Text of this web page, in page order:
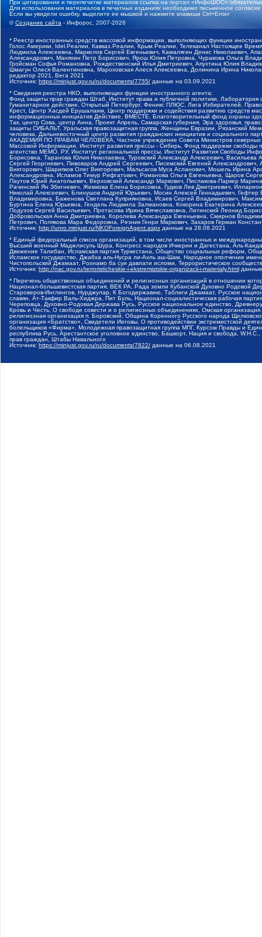
При цитировании и перепечатке материалов ссылка на портал «ИнфоШОС»
Для использования материалов в печатных изданиях необходимо письменное
Если вы увидели ошибку, выделите ее мышкой и нажмите клавиши Ctrl+Enter
©Создание сайта - Инфорос, 2007-2026
* Реестр иностранных средств массовой информации, выполняющих функции
Голос Америки, Idel.Реалии, Кавказ.Реалии, Крым.Реалии, Телеканал Настоящее
Людмила Алексеевна, Маркелов Сергей Евгеньевич, Камалягин Денис Николаевич,
Александрович, Маняхин Петр Борисович, Ярош Юлия Петровна, Чуракова Ольга
Гройсман Софья Романовна, Рождественский Илья Дмитриевич, Апухтина Юлия
Шмагун Олеся Валентиновна, Мароховская Алеся Алексеевна, Долинина Ирина
редактор 2021, Вега 2021
Источник: https://minjust.gov.ru/ru/documents/7755/ данные на 03.09.2021
* Сведения реестра НКО, выполняющих функции иностранного агента:
Фонд защиты прав граждан Штаб, Институт права и публичной политики,
Гуманитарное действие, Открытый Петербург, Феникс ПЛЮС, Лига Избирателей,
Крест, Центр Хасдей Ерушалаим, Центр поддержки и содействия развитию средств
информационных инициатив Действие, ВМЕСТЕ, Благотворительный фонд охраны
Так, центр Сова, центр Анна, Проект Апрель, Самарская губерния, Эра здоровья,
защиты СИБАЛЬТ, Уральская правозащитная группа, Женщины Евразии, Рязанский
человека, Дальневосточный центр развития гражданских инициатив и социального
АКАДЕМИЯ ПО ПРАВАМ ЧЕЛОВЕКА, Частное учреждение Совета Министров северных
Массовой Информации, Институт развития прессы - Сибирь, Фонд поддержки
агентство МЕМО. РУ, Институт региональной прессы, Институт Развития Свободы
Борисовна, Таранова Юлия Николаевна, Туровский Александр Алексеевич,
Сергей Георгиевич, Пивоваров Андрей Сергеевич, Писемский Евгений
Викторович, Шарипков Олег Викторович, Мальсагов Муса Асланович, Мошель Ирина
Александровна, Исламов Тимур Рифгатович, Романова Ольга Евгеньевна, Щаров
Паутов Юрий Анатольевич, Верховский Александр Маркович, Пислакова-Паркер
Рачинский Ян Збигневич, Жемкова Елена Борисовна, Гудков Лев Дмитриевич,
Николай Алексеевич, Блинушов Андрей Юрьевич, Мосин Алексей Геннадьевич,
Владимировна, Баженова Светлана Куприяновна, Исаев Сергей Владимирович,
Буртина Елена Юрьевна, Гендель Людмила Залмановна, Кокорина Екатерина
Подузов Сергей Васильевич, Протасова Ирина Вячеславовна, Литинский Леонид
Добровольская Анна Дмитриевна, Королева Александра Евгеньевна, Смирнов
Петрович, Полякова Мара Федоровна, Резник Генри Маркович, Захаров Герман
Источник: http://unro.minjust.ru/NKOForeignAgent.aspx данные на 28.08.2021
* Единый федеральный список организаций, в том числе иностранных и
Высший военный Маджлисуль Шура, Конгресс народов Ичкерии и Дагестана, Аль-
Движение Талибан, Исламская партия Туркестана, Общество социальных реформ,
Исламское государство, Джабха аль-Нусра ли-Ахль аш-Шам, Народное ополчение
Чистопольский Джамаат, Рохнамо ба суи давлати исломи, Террористическое
Источник: http://nac.gov.ru/terroristicheskie-i-ekstremistskie-organizacii-i-materialy.html
* Перечень общественных объединений и религиозных организаций в отношении
Национал-большевистская партия, ВЕК РА, Рада земли Кубанской Духовно Родовой
Староверов-Инглингов, Нурджулар, К Богодержавию, Таблиги Джамаат, Русское
славян, Ат-Такфир Валь-Хиджра, Пит Буль, Национал-социалистическая рабочая
Череповца, Духовно-Родовая Держава Русь, Русское национальное единство,
Кровь и Честь, О свободе совести и о религиозных объединениях, Омская
религиозная организация п. Боровский, Община Коренного Русского народа
организация «Братство», Свидетели Иеговы, О противодействии экстремистской
болельщиков «Фирма», Молодежная правозащитная группа МПГ, Курсом Правды и
республика Русь, Арестантское уголовное единство, Башкорт, Нация и свобода,
прав граждан, Штабы Навального
Источник: https://minjust.gov.ru/ru/documents/7822/ данные на 06.08.2021